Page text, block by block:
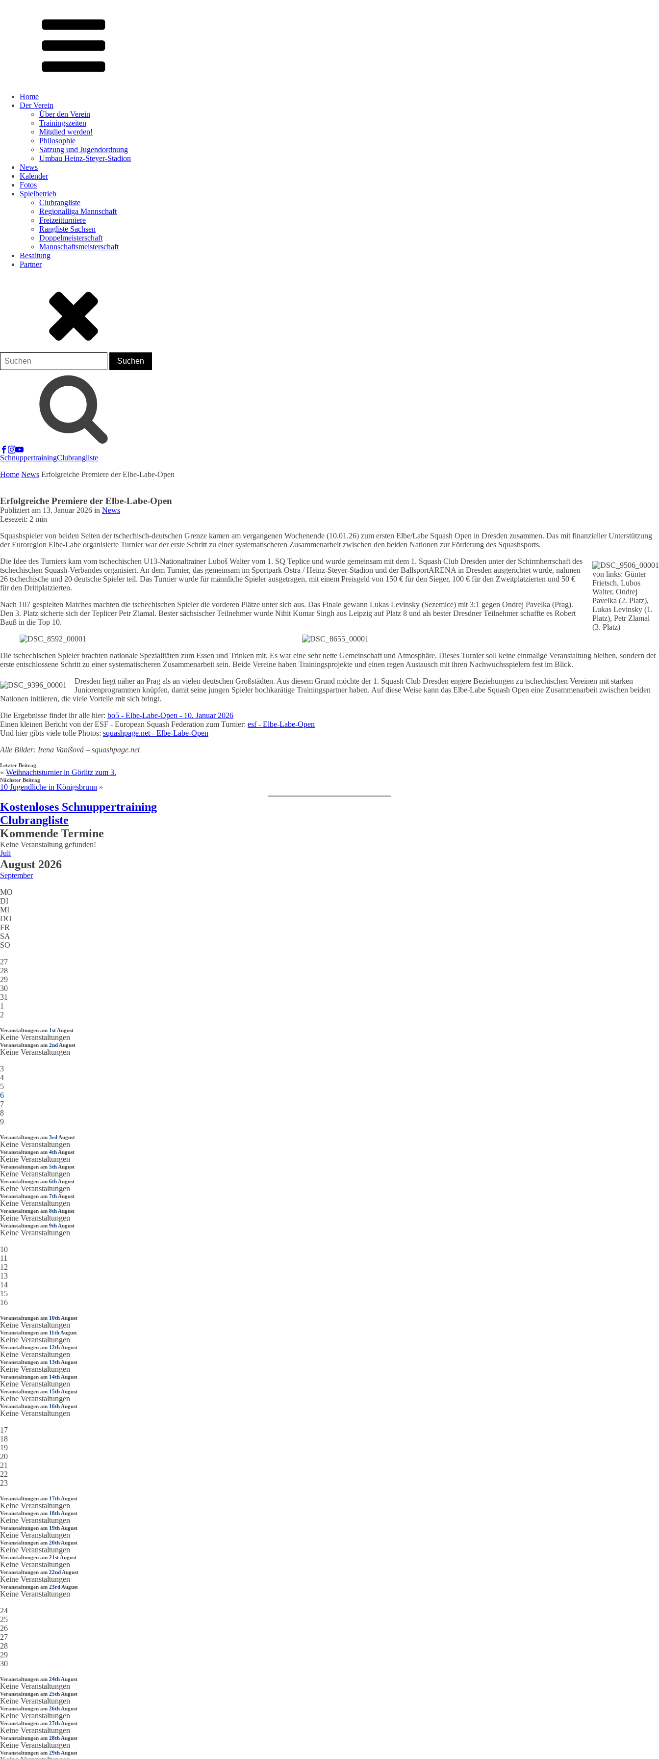
Home
Der Verein
Über den Verein
Trainingszeiten
Mitglied werden!
Philosophie
Satzung und Jugendordnung
Umbau Heinz-Steyer-Stadion
News
Kalender
Fotos
Spielbetrieb
Clubrangliste
Regionalliga Mannschaft
Freizeitturniere
Rangliste Sachsen
Doppelmeisterschaft
Mannschaftsmeisterschaft
Besaitung
Partner
SchnuppertrainingClubrangliste
Home News Erfolgreiche Premiere der Elbe-Labe-Open
Erfolgreiche Premiere der Elbe-Labe-Open
Publiziert am 13. Januar 2026 in News
Lesezeit: 2 min
Squashspieler von beiden Seiten der tschechisch-deutschen Grenze kamen am vergangenen Wochenende (10.01.26) zum ersten Elbe/Labe Squash Open in Dresden zusammen. Das mit finanzieller Unterstützung
der Euroregion Elbe-Labe organisierte Turnier war der erste Schritt zu einer systematischeren Zusammenarbeit zwischen den beiden Nationen zur Förderung des Squashsports.
von links: Günter
Frietsch, Lubos
Walter, Ondrej
Pavelka (2. Platz),
Lukas Levinsky (1.
Platz), Petr Zlamal
(3. Platz)
Die Idee des Turniers kam vom tschechischen U13-Nationaltrainer Luboš Walter vom 1. SQ Teplice und wurde gemeinsam mit dem 1. Squash Club Dresden unter der Schirmherrschaft des
tschechischen Squash-Verbandes organisiert. An dem Turnier, das gemeinsam im Sportpark Ostra / Heinz-Steyer-Stadion und der BallsportARENA in Dresden ausgerichtet wurde, nahmen
26 tschechische und 20 deutsche Spieler teil. Das Turnier wurde für männliche Spieler ausgetragen, mit einem Preisgeld von 150 € für den Sieger, 100 € für den Zweitplatzierten und 50 €
für den Drittplatzierten.
Nach 107 gespielten Matches machten die tschechischen Spieler die vorderen Plätze unter sich aus. Das Finale gewann Lukas Levinsky (Sezemice) mit 3:1 gegen Ondrej Pavelka (Prag).
Den 3. Platz sicherte sich der Teplicer Petr Zlamal. Bester sächsischer Teilnehmer wurde Nihit Kumar Singh aus Leipzig auf Platz 8 und als bester Dresdner Teilnehmer schaffte es Robert
Bauß in die Top 10.
Die tschechischen Spieler brachten nationale Spezialitäten zum Essen und Trinken mit. Es war eine sehr nette Gemeinschaft und Atmosphäre. Dieses Turnier soll keine einmalige Veranstaltung bleiben, sondern der
erste entschlossene Schritt zu einer systematischeren Zusammenarbeit sein. Beide Vereine haben Trainingsprojekte und einen regen Austausch mit ihren Nachwuchsspielern fest im Blick.
Dresden liegt näher an Prag als an vielen deutschen Großstädten. Aus diesem Grund möchte der 1. Squash Club Dresden engere Beziehungen zu tschechischen Vereinen mit starken
Juniorenprogrammen knüpfen, damit seine jungen Spieler hochkarätige Trainingspartner haben. Auf diese Weise kann das Elbe-Labe Squash Open eine Zusammenarbeit zwischen beiden
Nationen initiieren, die viele Vorteile mit sich bringt.
Die Ergebnisse findet ihr alle hier: bo5 - Elbe-Labe-Open - 10. Januar 2026
Einen kleinen Bericht von der ESF - European Squash Federation zum Turnier: esf - Elbe-Labe-Open
Und hier gibts viele tolle Photos: squashpage.net - Elbe-Labe-Open
Alle Bilder: Irena Vanišová – squashpage.net
Letzter Beitrag
« Weihnachtsturnier in Görlitz zum 3.
Nächster Beitrag
10 Jugendliche in Königsbrunn »
Kostenloses Schnuppertraining
Clubrangliste
Kommende Termine
Keine Veranstaltung gefunden!
Juli
August 2026
September
MO
DI
MI
DO
FR
SA
SO
27
28
29
30
31
1
2
Veranstaltungen am 1st August
Keine Veranstaltungen
Veranstaltungen am 2nd August
Keine Veranstaltungen
3
4
5
6
7
8
9
Veranstaltungen am 3rd August
Keine Veranstaltungen
Veranstaltungen am 4th August
Keine Veranstaltungen
Veranstaltungen am 5th August
Keine Veranstaltungen
Veranstaltungen am 6th August
Keine Veranstaltungen
Veranstaltungen am 7th August
Keine Veranstaltungen
Veranstaltungen am 8th August
Keine Veranstaltungen
Veranstaltungen am 9th August
Keine Veranstaltungen
10
11
12
13
14
15
16
Veranstaltungen am 10th August
Keine Veranstaltungen
Veranstaltungen am 11th August
Keine Veranstaltungen
Veranstaltungen am 12th August
Keine Veranstaltungen
Veranstaltungen am 13th August
Keine Veranstaltungen
Veranstaltungen am 14th August
Keine Veranstaltungen
Veranstaltungen am 15th August
Keine Veranstaltungen
Veranstaltungen am 16th August
Keine Veranstaltungen
17
18
19
20
21
22
23
Veranstaltungen am 17th August
Keine Veranstaltungen
Veranstaltungen am 18th August
Keine Veranstaltungen
Veranstaltungen am 19th August
Keine Veranstaltungen
Veranstaltungen am 20th August
Keine Veranstaltungen
Veranstaltungen am 21st August
Keine Veranstaltungen
Veranstaltungen am 22nd August
Keine Veranstaltungen
Veranstaltungen am 23rd August
Keine Veranstaltungen
24
25
26
27
28
29
30
Veranstaltungen am 24th August
Keine Veranstaltungen
Veranstaltungen am 25th August
Keine Veranstaltungen
Veranstaltungen am 26th August
Keine Veranstaltungen
Veranstaltungen am 27th August
Keine Veranstaltungen
Veranstaltungen am 28th August
Keine Veranstaltungen
Veranstaltungen am 29th August